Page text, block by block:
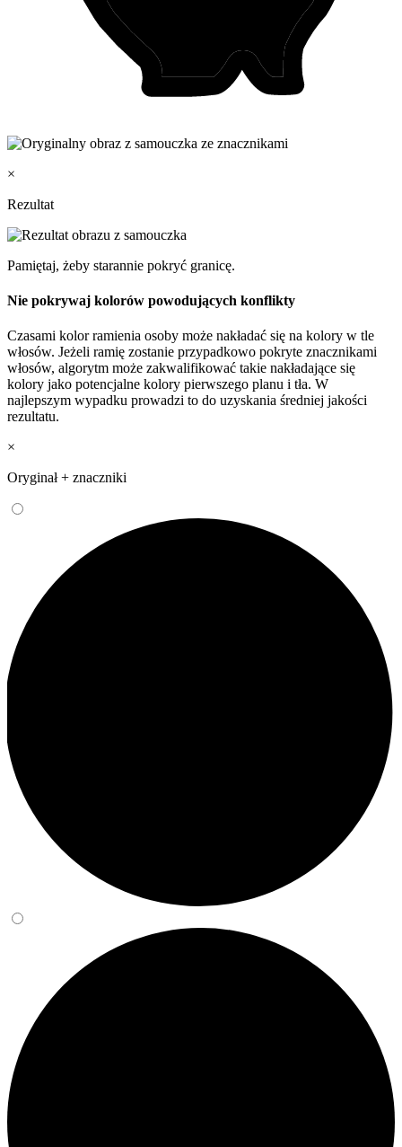
×
Rezultat
Pamiętaj, żeby starannie pokryć granicę.
Nie pokrywaj kolorów powodujących konflikty
Czasami kolor ramienia osoby może nakładać się na kolory w tle
włosów. Jeżeli ramię zostanie przypadkowo pokryte znacznikami
włosów, algorytm może zakwalifikować takie nakładające się
kolory jako potencjalne kolory pierwszego planu i tła. W
najlepszym wypadku prowadzi to do uzyskania średniej jakości
rezultatu.
×
Oryginał + znaczniki